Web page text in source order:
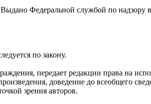
Федеральной службой по надзору
по закону.
передает редакции права на
доведение до всеобщего
зрения авторов.